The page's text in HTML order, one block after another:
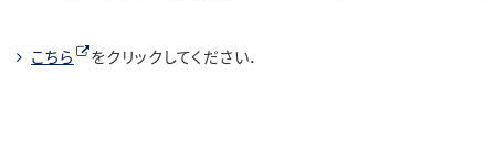
こちら をクリックしてください．